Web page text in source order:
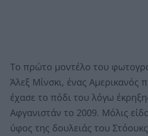
Το πρώτο μοντέλο του
Άλεξ Μίνσκι, ένας Αμερικανός
έχασε το πόδι του λόγω
Αφγανιστάν το 2009. Μόλις
ύφος της δουλειάς του